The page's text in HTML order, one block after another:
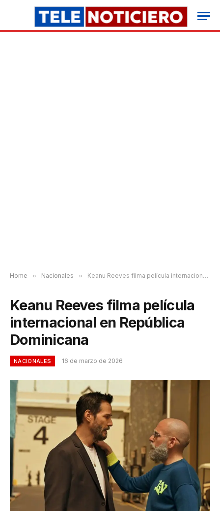
Home » Nacionales » Keanu Reeves filma película internacional en República Dominicana
Keanu Reeves filma película
internacional en República
Dominicana
NACIONALES 16 de marzo de 2026